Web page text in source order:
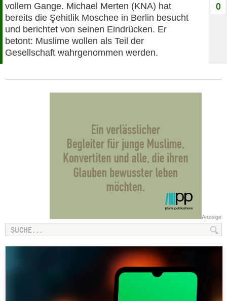
vollem Gange. Michael Merten (KNA) hat
bereits die Şehitlik Moschee in Berlin besucht
und berichtet von seinen Eindrücken. Er
betont: Muslime wollen als Teil der
Gesellschaft wahrgenommen werden.
0
Anzeige